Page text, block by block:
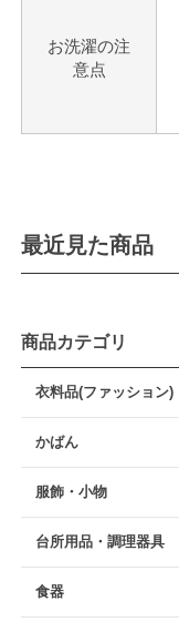
お洗濯の注
意点
最近見た商品
商品カテゴリ
衣料品(ファッション)
かばん
服飾・小物
台所用品・調理器具
食器